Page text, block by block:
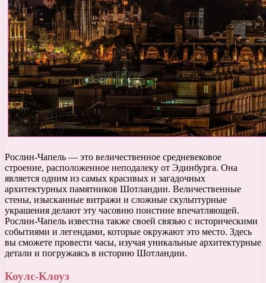
Рослин-Чапель — это величественное средневековое
строение, расположенное неподалеку от Эдинбурга. Она
является одним из самых красивых и загадочных
архитектурных памятников Шотландии. Величественные
стены, изысканные витражи и сложные скульптурные
украшения делают эту часовню поистине впечатляющей.
Рослин-Чапель известна также своей связью с историческими
событиями и легендами, которые окружают это место. Здесь
вы сможете провести часы, изучая уникальные архитектурные
детали и погружаясь в историю Шотландии.
Коулс-Клоуз